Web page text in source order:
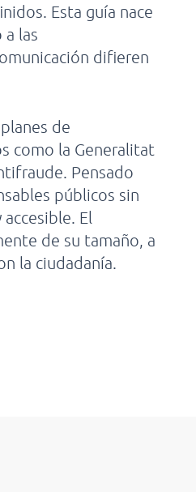
Esta guía nace
las
difieren
de
como la Generalitat
Pensado
públicos sin
El
de su tamaño, a
la ciudadanía.